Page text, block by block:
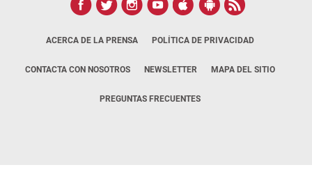
ACERCA DE LA PRENSA POLÍTICA DE PRIVACIDAD
CONTACTA CON NOSOTROS NEWSLETTER MAPA DEL SITIO
PREGUNTAS FRECUENTES